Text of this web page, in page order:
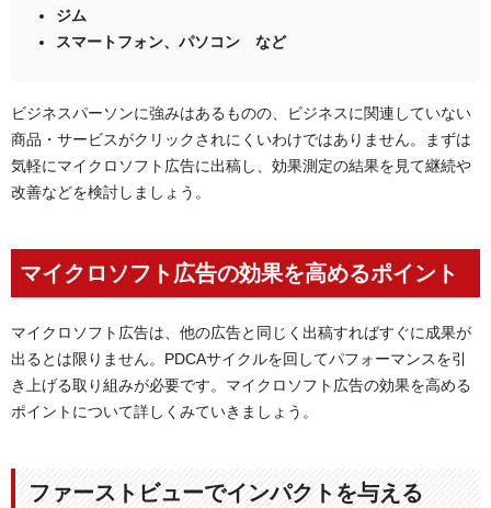
ジム
スマートフォン、パソコン など
ビジネスパーソンに強みはあるものの、ビジネスに関連していない
商品・サービスがクリックされにくいわけではありません。まずは
気軽にマイクロソフト広告に出稿し、効果測定の結果を見て継続や
改善などを検討しましょう。
マイクロソフト広告の効果を高めるポイント
マイクロソフト広告は、他の広告と同じく出稿すればすぐに成果が
出るとは限りません。PDCAサイクルを回してパフォーマンスを引
き上げる取り組みが必要です。マイクロソフト広告の効果を高める
ポイントについて詳しくみていきましょう。
ファーストビューでインパクトを与える